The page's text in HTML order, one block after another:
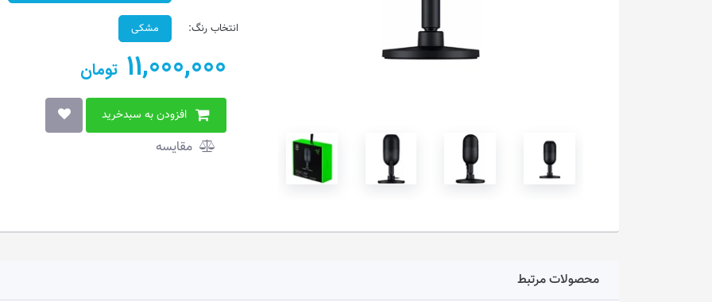
انتخاب رنگ: مشکی
11,000,000 تومان
افزودن به سبدخرید
مقایسه
محصولات مرتبط